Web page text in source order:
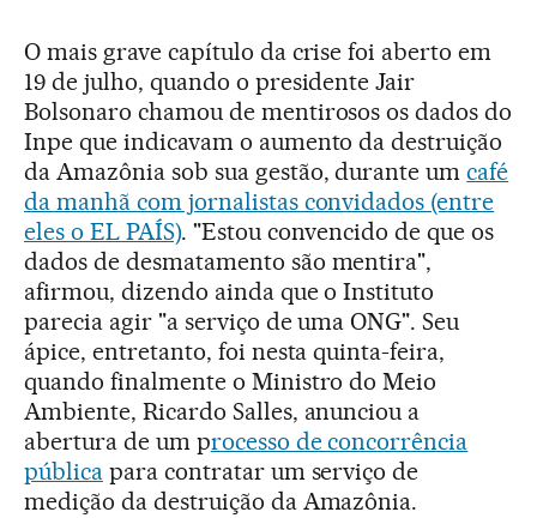
O mais grave capítulo da crise foi aberto em
19 de julho, quando o presidente Jair
Bolsonaro chamou de mentirosos os dados do
Inpe que indicavam o aumento da destruição
da Amazônia sob sua gestão, durante umcafé
da manhã com jornalistas convidados (entre
eles o EL PAÍS). "Estou convencido de que os
dados de desmatamento são mentira",
afirmou, dizendo ainda que o Instituto
parecia agir "a serviço de uma ONG". Seu
ápice, entretanto, foi nesta quinta-feira,
quando finalmente o Ministro do Meio
Ambiente, Ricardo Salles, anunciou a
abertura de um processo de concorrência
públicapara contratar um serviço de
medição da destruição da Amazônia.